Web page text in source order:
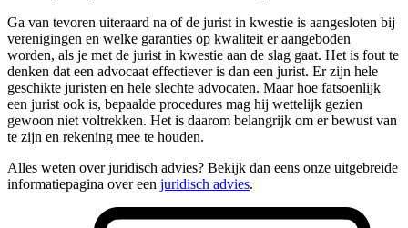
Ga van tevoren uiteraard na of de jurist in kwestie is aangesloten bij
verenigingen en welke garanties op kwaliteit er aangeboden
worden, als je met de jurist in kwestie aan de slag gaat. Het is fout te
denken dat een advocaat effectiever is dan een jurist. Er zijn hele
geschikte juristen en hele slechte advocaten. Maar hoe fatsoenlijk
een jurist ook is, bepaalde procedures mag hij wettelijk gezien
gewoon niet voltrekken. Het is daarom belangrijk om er bewust van
te zijn en rekening mee te houden.
Alles weten over juridisch advies? Bekijk dan eens onze uitgebreide
informatiepagina over een juridisch advies.